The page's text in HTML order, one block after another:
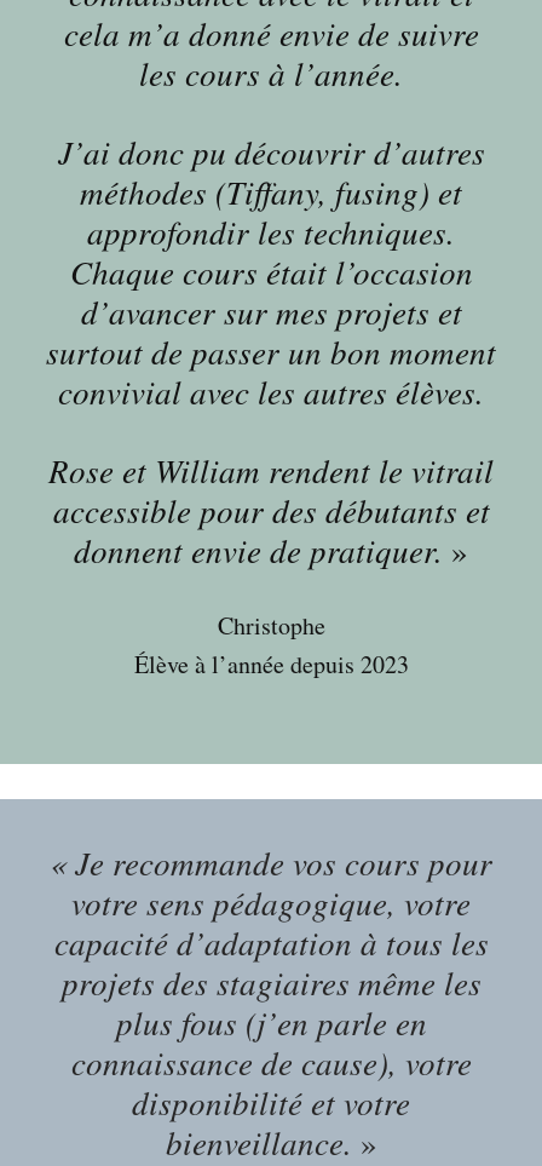
cela m’a donné envie de suivre
les cours à l’année.
J’ai donc pu découvrir d’autres
méthodes (Tiffany, fusing) et
approfondir les techniques.
Chaque cours était l’occasion
d’avancer sur mes projets et
surtout de passer un bon moment
convivial avec les autres élèves.
Rose et William rendent le vitrail
accessible pour des débutants et
donnent envie de pratiquer. »
Christophe
Élève à l’année depuis 2023
« Je recommande vos cours pour
votre sens pédagogique, votre
capacité d’adaptation à tous les
projets des stagiaires même les
plus fous (j’en parle en
connaissance de cause), votre
disponibilité et votre
bienveillance. »